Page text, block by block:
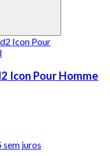
Icon Pour Homme
sem juros